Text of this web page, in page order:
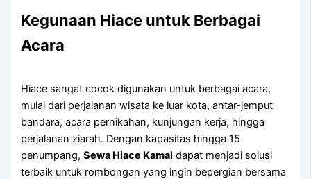
Kegunaan Hiace untuk Berbagai
Acara
Hiace sangat cocok digunakan untuk berbagai acara,
mulai dari perjalanan wisata ke luar kota, antar-jemput
bandara, acara pernikahan, kunjungan kerja, hingga
perjalanan ziarah. Dengan kapasitas hingga 15
penumpang,Sewa Hiace Kamal dapat menjadi solusi
terbaik untuk rombongan yang ingin bepergian bersama